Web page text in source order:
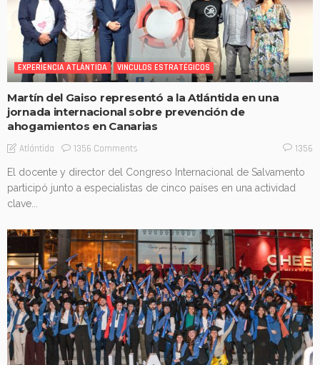
EXPERIENCIA ATLÁNTIDA VINCULOS ESTRATÉGICOS
Martín del Gaiso representó a la Atlántida en una
jornada internacional sobre prevención de
ahogamientos en Canarias
Atlántida 1356 Comments 1356
El docente y director del Congreso Internacional de Salvamento
participó junto a especialistas de cinco países en una actividad
clave...